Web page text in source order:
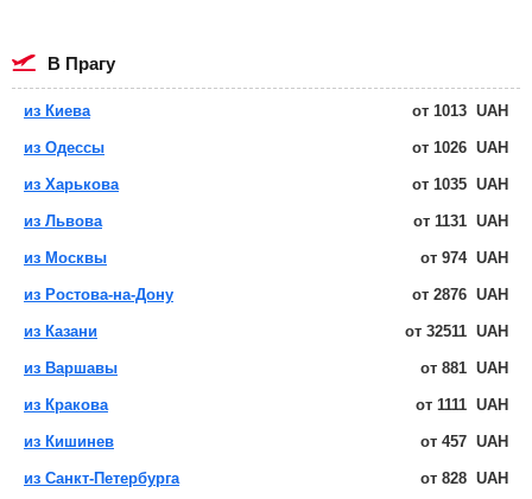
в Прагу
из Киева от 1013 UAH
из Одессы от 1026 UAH
из Харькова от 1035 UAH
из Львова от 1131 UAH
из Москвы от 974 UAH
из Ростова-на-Дону от 2876 UAH
из Казани от 32511 UAH
из Варшавы от 881 UAH
из Кракова от 1111 UAH
из Кишинев от 457 UAH
из Санкт-Петербурга от 828 UAH